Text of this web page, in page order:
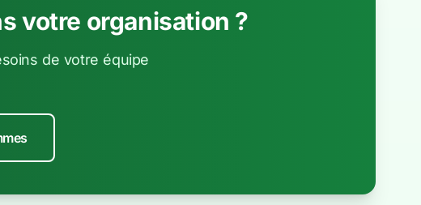
votre organisation ?
de votre équipe